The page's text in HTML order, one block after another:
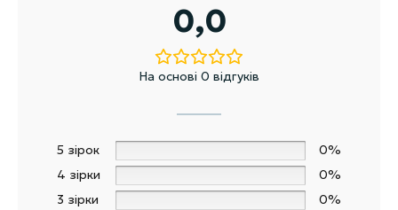
0,0
На основі 0 відгуків
5 зірок
0%
4 зірки
0%
3 зірки
0%